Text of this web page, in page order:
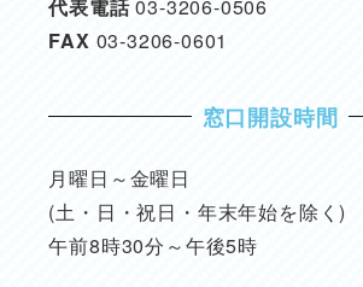
代表電話03-3206-0506
FAX 03-3206-0601
窓口開設時間
月曜日～金曜日
(土・日・祝日・年末年始を除く)
午前8時30分～午後5時